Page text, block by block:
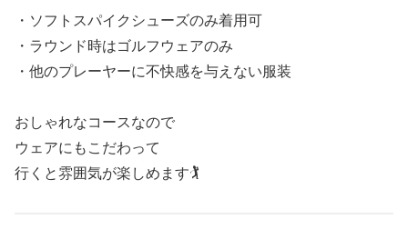
・ソフトスパイクシューズのみ着用可
・ラウンド時はゴルフウェアのみ
・他のプレーヤーに不快感を与えない服装
おしゃれなコースなので
ウェアにもこだわって
行くと雰囲気が楽しめます🏌️